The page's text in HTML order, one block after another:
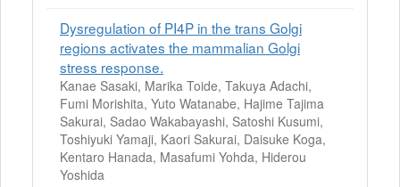
Dysregulation of PI4P in the trans Golgi
regions activates the mammalian Golgi
stress response.
Kanae Sasaki, Marika Toide, Takuya Adachi,
Fumi Morishita, Yuto Watanabe, Hajime Tajima
Sakurai, Sadao Wakabayashi, Satoshi Kusumi,
Toshiyuki Yamaji, Kaori Sakurai, Daisuke Koga,
Kentaro Hanada, Masafumi Yohda, Hiderou
Yoshida